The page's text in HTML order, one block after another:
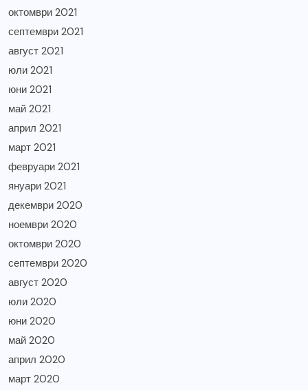
октомври 2021
септември 2021
август 2021
юли 2021
юни 2021
май 2021
април 2021
март 2021
февруари 2021
януари 2021
декември 2020
ноември 2020
октомври 2020
септември 2020
август 2020
юли 2020
юни 2020
май 2020
април 2020
март 2020